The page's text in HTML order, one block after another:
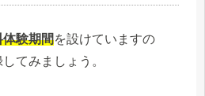
体験期間を設けていますの
てみましょう。